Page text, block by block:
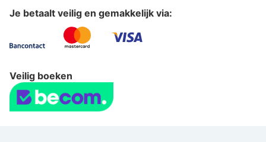
Je betaalt veilig en gemakkelijk via:
Veilig boeken